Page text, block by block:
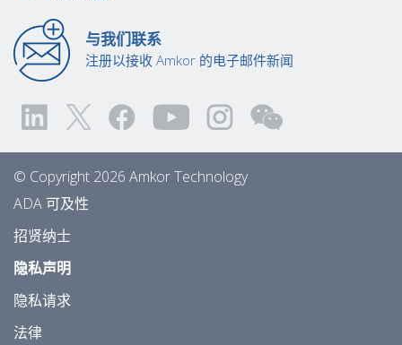
与我们联系
注册以接收 Amkor 的电子邮件新闻
© Copyright 2026 Amkor Technology
ADA 可及性
招贤纳士
隐私声明
隐私请求
法律